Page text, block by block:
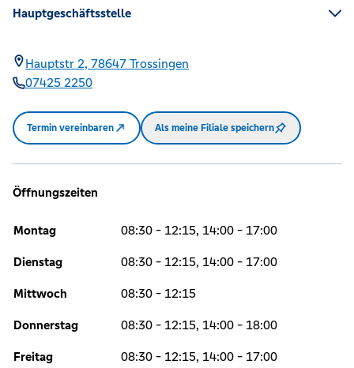
Hauptgeschäftsstelle
Hauptstr 2, 78647 Trossingen
07425 2250
Termin vereinbaren Als meine Filiale speichern
Öffnungszeiten
Montag 08:30 - 12:15, 14:00 - 17:00
Dienstag 08:30 - 12:15, 14:00 - 17:00
Mittwoch 08:30 - 12:15
Donnerstag 08:30 - 12:15, 14:00 - 18:00
Freitag 08:30 - 12:15, 14:00 - 17:00